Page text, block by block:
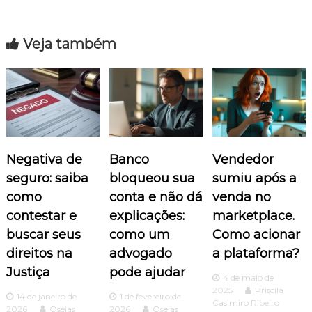
g
a
ç
ã
o
d
e
P
o
Veja também
Negativa de
seguro: saiba
como
contestar e
buscar seus
direitos na
Justiça
14 de janeiro de
2026
Oseias
Banco
bloqueou sua
conta e não dá
explicações:
como um
advogado
pode ajudar
1 de fevereiro de
2026
Oseias
Vendedor
sumiu após a
venda no
marketplace.
Como acionar
a plataforma?
4 de maio de
2025
Priscila
Casimiro Ribeiro